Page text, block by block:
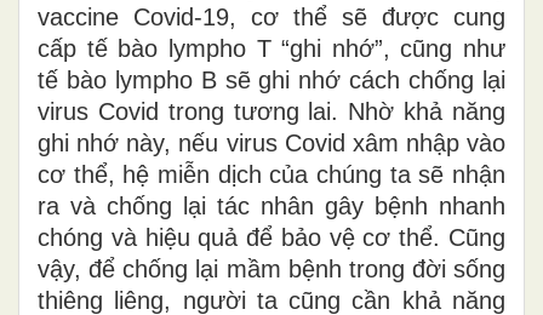
vaccine Covid-19, cơ thể sẽ được cung
cấp tế bào lympho T“ghi nhớ”, cũng như
tế bào lympho B sẽ ghi nhớ cách chống lại
virus Covid trong tương lai. Nhờ khả năng
ghi nhớ này, nếu virus Covid xâm nhập vào
cơ thể, hệ miễn dịch của chúng ta sẽ nhận
ra và chống lại tác nhân gây bệnh nhanh
chóng và hiệu quả để bảo vệ cơ thể. Cũng
vậy, để chống lại mầm bệnh trong đời sống
thiêng liêng, người ta cũng cần khả năng